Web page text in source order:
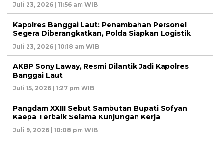
Juli 23, 2026 | 11:56 am WIB
Kapolres Banggai Laut: Penambahan Personel
Segera Diberangkatkan, Polda Siapkan Logistik
Juli 23, 2026 | 10:18 am WIB
AKBP Sony Laway, Resmi Dilantik Jadi Kapolres
Banggai Laut
Juli 15, 2026 | 1:27 pm WIB
Pangdam XXIII Sebut Sambutan Bupati Sofyan
Kaepa Terbaik Selama Kunjungan Kerja
Juli 9, 2026 | 10:08 pm WIB